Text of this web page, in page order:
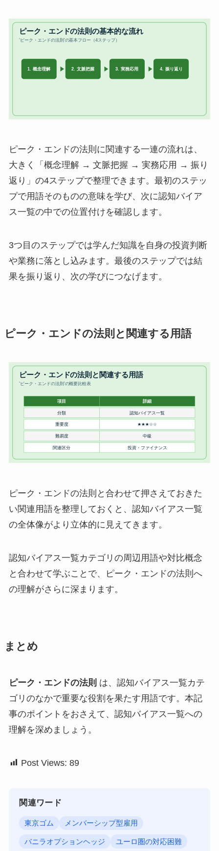
ピーク・エンドの法則に関連する一連の流れは、
大きく「概念理解 → 文脈把握 → 実務応用 → 振り
返り」の4ステップで整理できます。最初のステッ
プで用語そのものの意味を学び、次に認知バイア
ス一覧の中での位置付けを確認します。
3つ目のステップでは学んだ知識を自身の投資判断
や業務に落とし込みます。最後のステップでは結
果を振り返り、次の学びにつなげます。
ピーク・エンドの法則と関連する用語
ピーク・エンドの法則と合わせて押さえておきた
い関連用語を整理しておくと、認知バイアス一覧
の全体像がより立体的に見えてきます。
認知バイアス一覧カテゴリの周辺用語や対比概念
と合わせて学ぶことで、ピーク・エンドの法則へ
の理解がさらに深まります。
まとめ
ピーク・エンドの法則 は、認知バイアス一覧カテ
ゴリのなかで重要な役割を果たす用語です。本記
事のポイントをおさえて、認知バイアス一覧への
理解を深めましょう。
Post Views: 89
関連ワード
東京ゴム メンバーシップ型雇用
バニラオプションヘッジ ユーロ圏の対応困難